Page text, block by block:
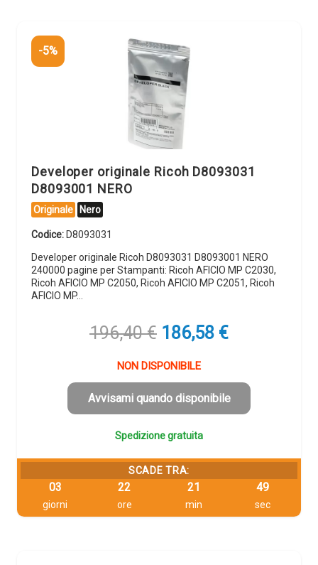
-5%
Developer originale Ricoh D8093031
D8093001 NERO
Originale Nero
Codice: D8093031
Developer originale Ricoh D8093031 D8093001 NERO
240000 pagine per Stampanti: Ricoh AFICIO MP C2030,
Ricoh AFICIO MP C2050, Ricoh AFICIO MP C2051, Ricoh
AFICIO MP…
196,40€ Il
originale
era:
196,40 €.
186,58 €Il
è:
186,58 €.
NON DISPONIBILE
Avvisami quando disponibile
Spedizione gratuita
SCADE TRA:
03
giorni
22
ore
21
min
48
sec